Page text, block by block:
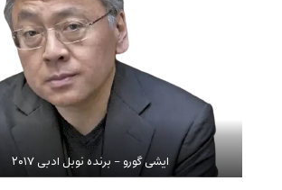
ایشی گورو – برنده نوبل ادبی ۲۰۱۷